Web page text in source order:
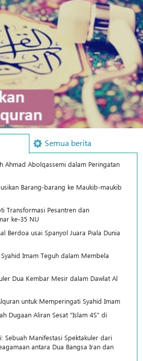
Semua berita
Ahmad Abolqassemi dalam Peringatan
Barang-barang ke Maukib-maukib
Transformasi Pesantren dan
ke-35 NU
Berdoa usai Spanyol Juara Piala Dunia
Imam Teguh dalam Membela
Dua Kembar Mesir dalam Dawlat Al
untuk Memperingati Syahid Imam
Dugaan Aliran Sesat "Islam 4S" di
Sebuah Manifestasi Spektakuler dari
antara Dua Bangsa Iran dan